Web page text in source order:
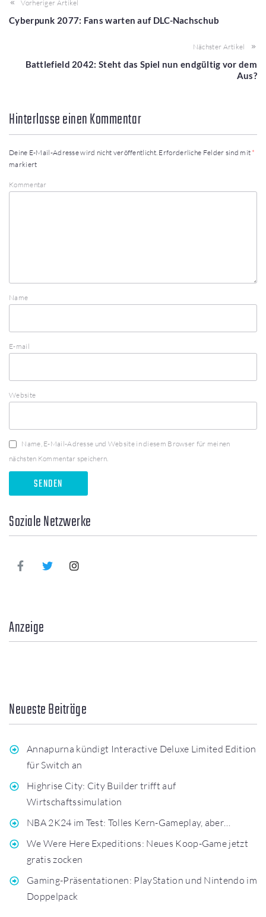
Vorheriger Artikel
Cyberpunk 2077: Fans warten auf DLC-Nachschub
Nächster Artikel
Battlefield 2042: Steht das Spiel nun endgültig vor dem
Aus?
Hinterlasse einen Kommentar
Deine E-Mail-Adresse wird nicht veröffentlicht. Erforderliche Felder sind mit *
markiert
Kommentar
Name
E-mail
Website
Name, E-Mail-Adresse und Website in diesem Browser für meinen
nächsten Kommentar speichern.
Soziale Netzwerke
Anzeige
Neueste Beiträge
Annapurna kündigt Interactive Deluxe Limited Edition
für Switch an
Highrise City: City Builder trifft auf
Wirtschaftssimulation
NBA 2K24 im Test: Tolles Kern-Gameplay, aber…
We Were Here Expeditions: Neues Koop-Game jetzt
gratis zocken
Gaming-Präsentationen: PlayStation und Nintendo im
Doppelpack